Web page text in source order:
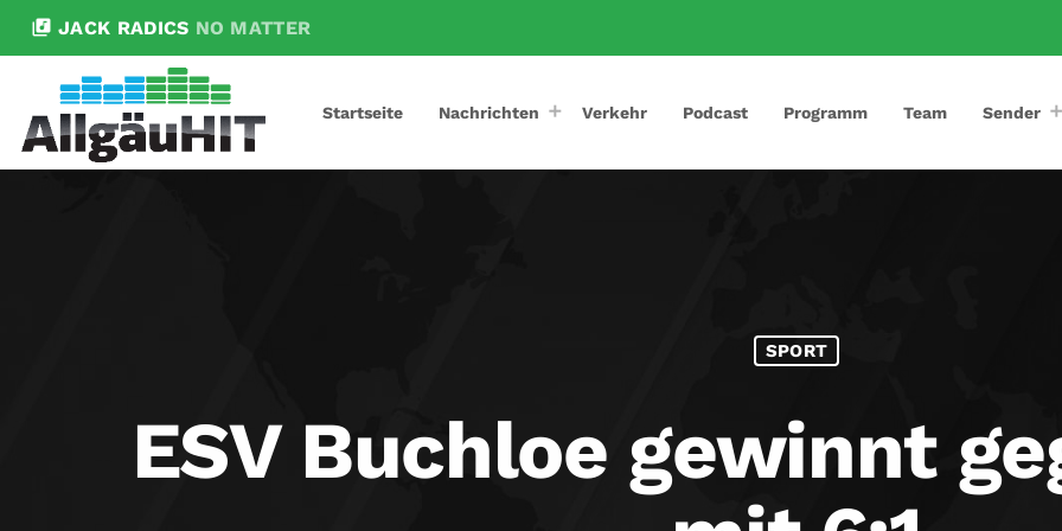
library_music JACK RADICS NO MATTER
Startseite Nachrichten Verkehr Podcast Programm Team Sender
SPORT
ESV Buchloe gewinnt